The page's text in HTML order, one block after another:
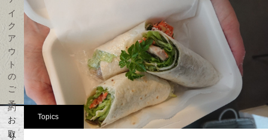
テイクアウトのご予約
Topics